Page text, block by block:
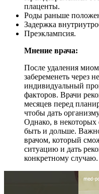
плаценты.
Роды раньше
Задержка
Преэклампсия.
Мнение врача:
После удаления
забеременеть через
индивидуальный
факторов. Врачи
месяцев перед
чтобы дать
Однако, в некоторых
быть и дольше.
врачом, который
ситуацию и дать
конкретному случаю.